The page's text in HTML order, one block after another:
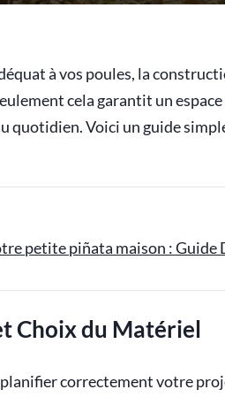
à vos poules, la
cela garantit un
quotidien. Voici un guide
petite piñata maison : Guide
Choix du Matériel
correctement votre